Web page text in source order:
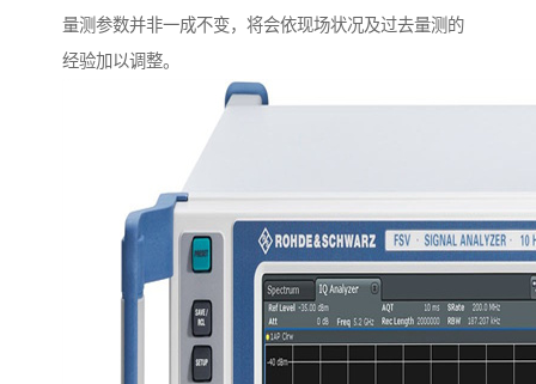
量测参数并非一成不变，将会依现场状况及过去量测的
经验加以调整。